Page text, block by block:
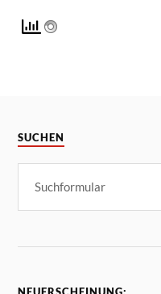
SUCHEN